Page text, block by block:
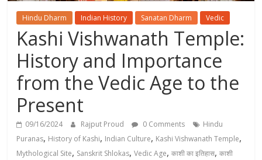
Hindu Dharm Indian History Sanatan Dharm Vedic
Kashi Vishwanath Temple:
History and Importance
from the Vedic Age to the
Present
09/16/2024 Rajput Proud 0 Comments
Hindu
Puranas, History of Kashi, Indian Culture, Kashi Vishwanath Temple,
Mythological Site, Sanskrit Shlokas,Vedic Age,काशी का इतिहास,काशी